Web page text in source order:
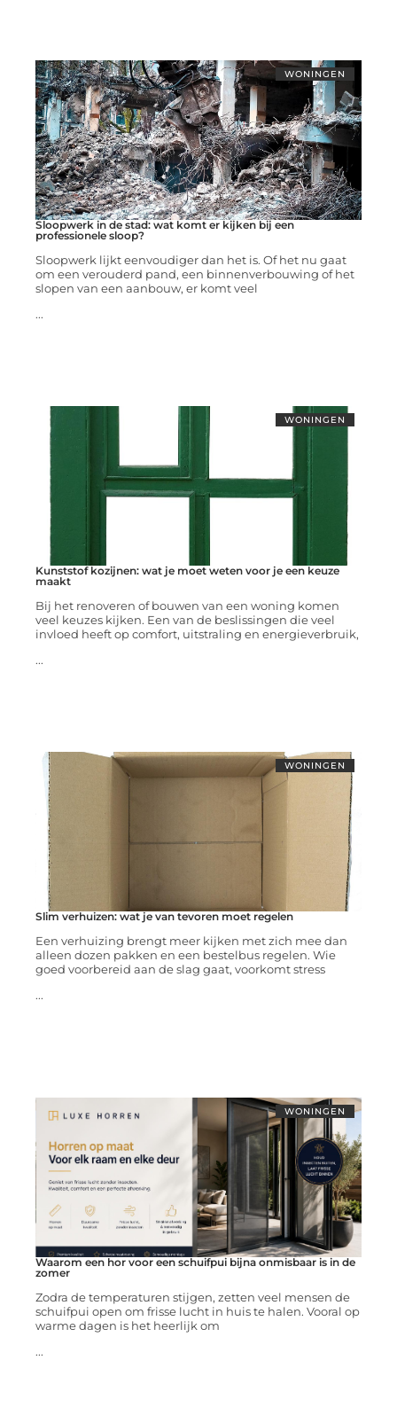
WONINGEN
Sloopwerk in de stad: wat komt er kijken bij een
professionele sloop?
Sloopwerk lijkt eenvoudiger dan het is. Of het nu gaat
om een verouderd pand, een binnenverbouwing of het
slopen van een aanbouw, er komt veel
...
WONINGEN
Kunststof kozijnen: wat je moet weten voor je een keuze
maakt
Bij het renoveren of bouwen van een woning komen
veel keuzes kijken. Een van de beslissingen die veel
invloed heeft op comfort, uitstraling en energieverbruik,
...
WONINGEN
Slim verhuizen: wat je van tevoren moet regelen
Een verhuizing brengt meer kijken met zich mee dan
alleen dozen pakken en een bestelbus regelen. Wie
goed voorbereid aan de slag gaat, voorkomt stress
...
WONINGEN
Waarom een hor voor een schuifpui bijna onmisbaar is in de
zomer
Zodra de temperaturen stijgen, zetten veel mensen de
schuifpui open om frisse lucht in huis te halen. Vooral op
warme dagen is het heerlijk om
...